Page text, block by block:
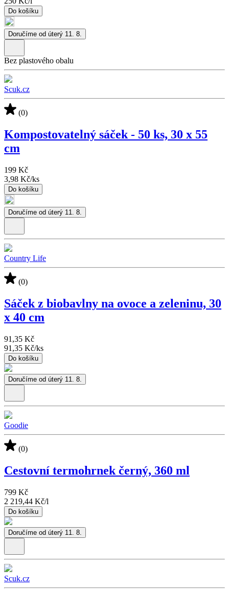
Do košíku
Doručíme od úterý 11. 8.
Bez plastového obalu
Scuk.cz
(0)
Kompostovatelný sáček - 50 ks, 30 x 55
cm
199 Kč
3,98 Kč/ks
Do košíku
Doručíme od úterý 11. 8.
Country Life
(0)
Sáček z biobavlny na ovoce a zeleninu, 30
x 40 cm
91,35 Kč
91,35 Kč/ks
Do košíku
Doručíme od úterý 11. 8.
Goodie
(0)
Cestovní termohrnek černý, 360 ml
799 Kč
2 219,44 Kč/l
Do košíku
Doručíme od úterý 11. 8.
Scuk.cz